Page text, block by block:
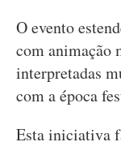
O evento
com animação
interpretadas
com a época
Esta iniciativa